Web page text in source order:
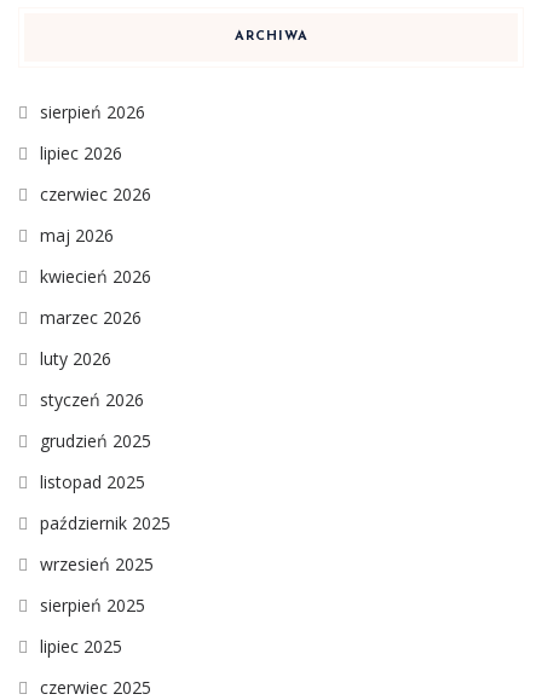
ARCHIWA
sierpień 2026
lipiec 2026
czerwiec 2026
maj 2026
kwiecień 2026
marzec 2026
luty 2026
styczeń 2026
grudzień 2025
listopad 2025
październik 2025
wrzesień 2025
sierpień 2025
lipiec 2025
czerwiec 2025